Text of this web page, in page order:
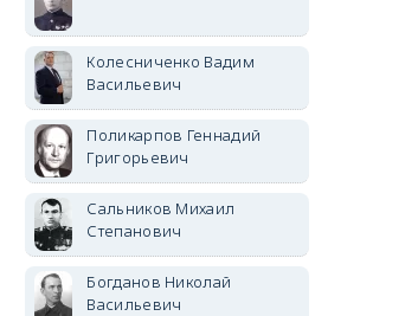
Колесниченко Вадим
Васильевич
Поликарпов Геннадий
Григорьевич
Сальников Михаил
Степанович
Богданов Николай
Васильевич